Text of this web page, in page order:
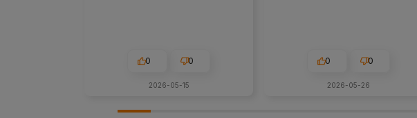
0 0
2026-05-15
0 0
2026-05-26